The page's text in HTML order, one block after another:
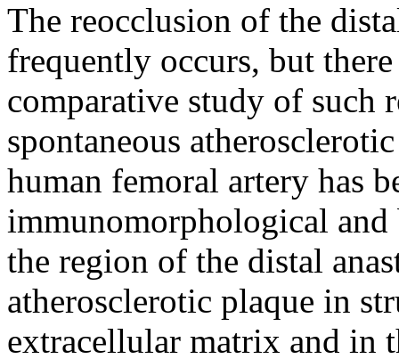
The reocclusion of the
frequently occurs, but
comparative study of such
spontaneous
human femoral artery has
immunomorphological
the region of the distal
atherosclerotic plaque in
extracellular matrix and in